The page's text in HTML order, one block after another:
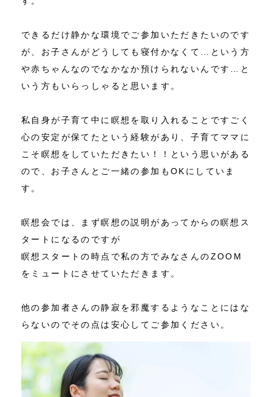
できるだけ静かな環境でご参加いただきたいのです
が、お子さんがどうしても寝付かなくて…という方
や赤ちゃんなのでなかなか預けられないんです…と
いう方もいらっしゃると思います。
私自身が子育て中に瞑想を取り入れることですごく
心の安定が保てたという経験があり、子育てママに
こそ瞑想をしていただきたい！！という思いがある
ので、お子さんとご一緒の参加もOKにしていま
す。
瞑想会では、まず瞑想の説明があってからの瞑想ス
タートになるのですが
瞑想スタートの時点で私の方でみなさんのZOOM
をミュートにさせていただきます。
他の参加者さんの静寂を邪魔するようなことにはな
らないのでその点は安心してご参加ください。